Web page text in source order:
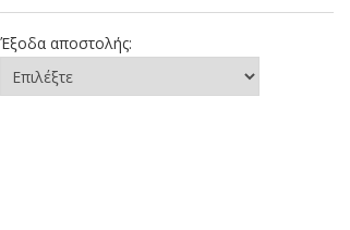
Έξοδα αποστολής: